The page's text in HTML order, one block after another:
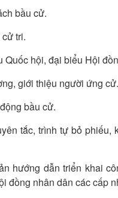
bầu cử.
tri.
hội, đại biểu Hội
giới thiệu người ứng cử.
bầu cử.
tắc, trình tự bỏ phiếu,
hướng dẫn triển khai
đồng nhân dân các cấp